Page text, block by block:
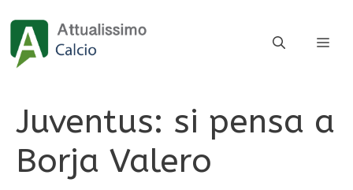
contenuto
Juventus: si pensa a
Borja Valero